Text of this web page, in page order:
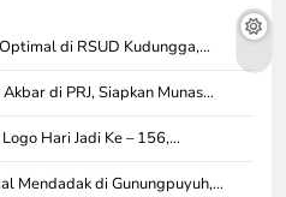
di RSUD Kudungga,…
di PRJ, Siapkan Munas…
Hari Jadi Ke – 156,…
Mendadak di Gunungpuyuh,…